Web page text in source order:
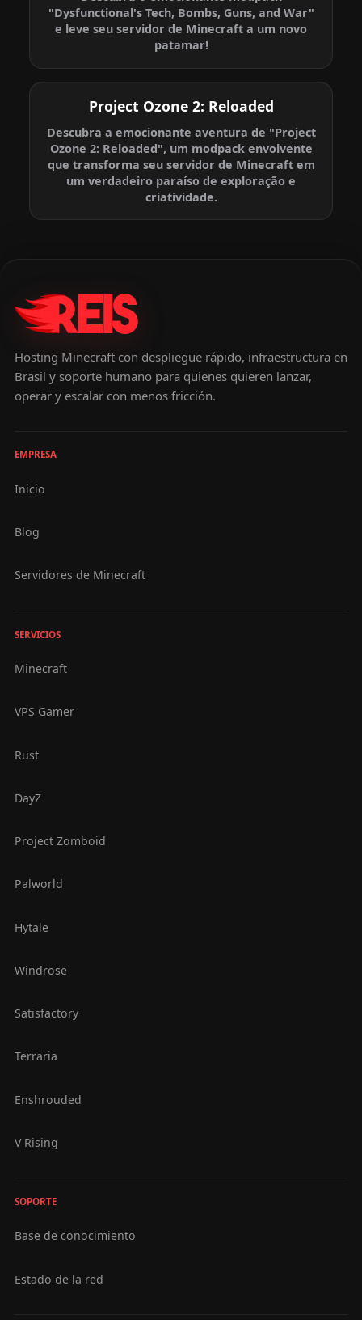
"Dysfunctional's Tech, Bombs, Guns, and War"
e leve seu servidor de Minecraft a um novo
patamar!
Project Ozone 2: Reloaded
Descubra a emocionante aventura de "Project
Ozone 2: Reloaded", um modpack envolvente
que transforma seu servidor de Minecraft em
um verdadeiro paraíso de exploração e
criatividade.
Hosting Minecraft con despliegue rápido, infraestructura en
Brasil y soporte humano para quienes quieren lanzar,
operar y escalar con menos fricción.
EMPRESA
Inicio
Blog
Servidores de Minecraft
SERVICIOS
Minecraft
VPS Gamer
Rust
DayZ
Project Zomboid
Palworld
Hytale
Windrose
Satisfactory
Terraria
Enshrouded
V Rising
SOPORTE
Base de conocimiento
Estado de la red